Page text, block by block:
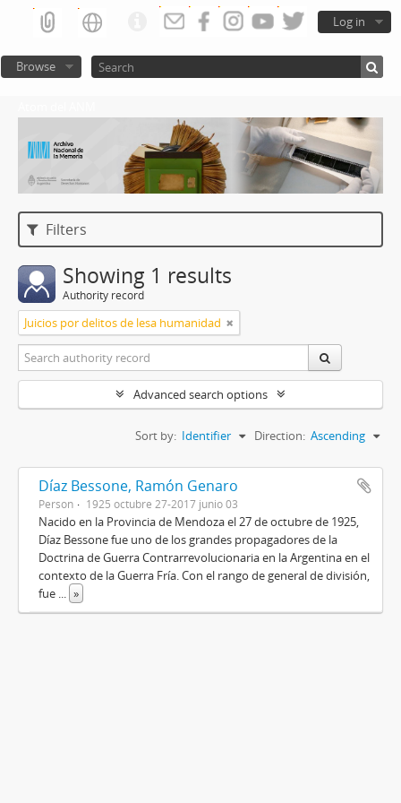
Log in
Browse
Filters
Showing 1 results
Authority record
Juicios por delitos de lesa humanidad
Advanced search options
Sort by: Identifier Direction: Ascending
Díaz Bessone, Ramón Genaro
Person 1925 octubre 27-2017 junio 03
Nacido en la Provincia de Mendoza el 27 de octubre de 1925,
Díaz Bessone fue uno de los grandes propagadores de la
Doctrina de Guerra Contrarrevolucionaria en la Argentina en el
contexto de la Guerra Fría. Con el rango de general de división,
fue ... »